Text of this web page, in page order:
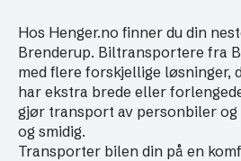
Hos Henger.no finner du din
Brenderup. Biltransportere fra
med flere forskjellige løsninger,
har ekstra brede eller
gjør transport av personbiler
og smidig.
Transporter bilen din på en